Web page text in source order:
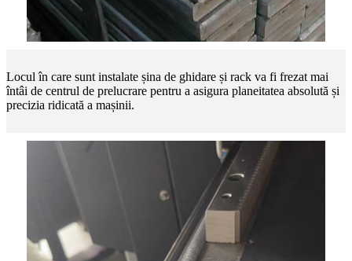
Locul în care sunt instalate șina de ghidare și rack va fi frezat mai
întâi de centrul de prelucrare pentru a asigura planeitatea absolută și
precizia ridicată a mașinii.